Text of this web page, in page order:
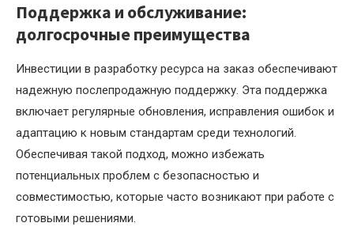
Поддержка и обслуживание:
долгосрочные преимущества
Инвестиции в разработку ресурса на заказ обеспечивают
надежную послепродажную поддержку. Эта поддержка
включает регулярные обновления, исправления ошибок и
адаптацию к новым стандартам среди технологий.
Обеспечивая такой подход, можно избежать
потенциальных проблем с безопасностью и
совместимостью, которые часто возникают при работе с
готовыми решениями.